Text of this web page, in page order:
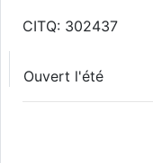
CITQ: 302437
Ouvert l'été